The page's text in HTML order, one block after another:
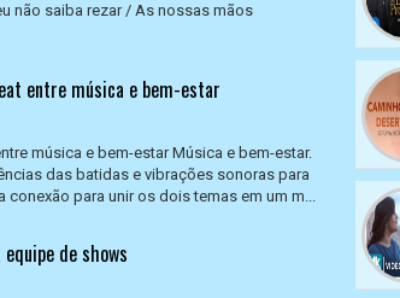
não saiba rezar / As nossas mãos
entre música e bem-estar
música e bem-estar Música e bem-estar.
das batidas e vibrações sonoras para
para unir os dois temas em um m...
de shows